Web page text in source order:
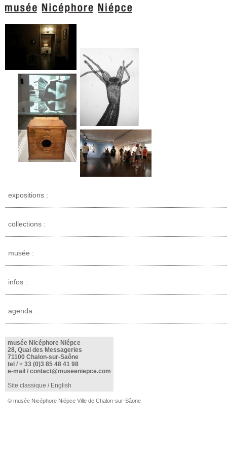
expositions :
collections :
musée :
infos :
agenda :
musée Nicéphore Niépce
28, Quai des Messageries
71100 Chalon-sur-Saône
tel / + 33 (0)3 85 48 41 98
e-mail / contact@museeniepce.com
Site classique / English
© musée Nicéphore Niépce Ville de Chalon-sur-Sâone